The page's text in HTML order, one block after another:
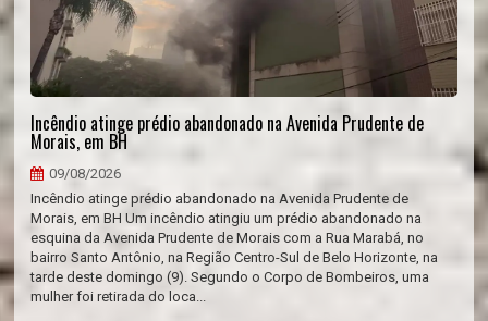
Incêndio atinge prédio abandonado na Avenida Prudente de
Morais, em BH
09/08/2026
Incêndio atinge prédio abandonado na Avenida Prudente de
Morais, em BH Um incêndio atingiu um prédio abandonado na
esquina da Avenida Prudente de Morais com a Rua Marabá, no
bairro Santo Antônio, na Região Centro-Sul de Belo Horizonte, na
tarde deste domingo (9). Segundo o Corpo de Bombeiros, uma
mulher foi retirada do loca...